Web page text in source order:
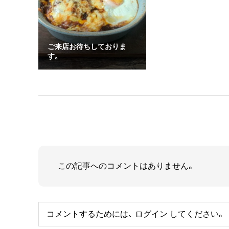
ご来店お待ちしておりま
す。
この記事へのコメントはありません。
コメントするためには、 ログイン してください。